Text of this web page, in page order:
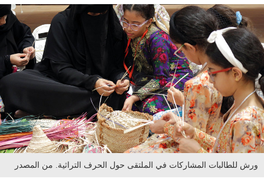
ورش للطالبات المشاركات في الملتقى حول الحرف التراثية. من المصدر